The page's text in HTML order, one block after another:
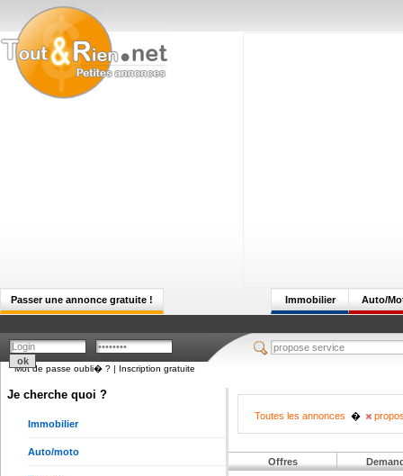
Passer une annonce gratuite ! Auto/
Immobilier
Mot de passe oubli� ? | Inscription gratuite
Je cherche quoi ?
Immobilier
Auto/moto
Toutes les annonces �
Offres